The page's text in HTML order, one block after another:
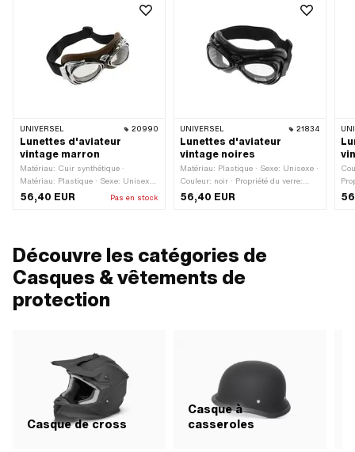
UNIVERSEL 20990
Lunettes d'aviateur
vintage marron
Matériau: Cuir synthétique ·
Matériau: Plastique · Sexe: Unisexe ·
Couleur: marron · Propriété du verre:
Anti-buée · Propriété du verre: Filtre
56,40 EUR Pas en stock
UNIVERSEL 21834
Lunettes d'aviateur
vintage noires
Matériau: Plastique · Sexe: Unisexe ·
Couleur: noir · Propriété du verre:
Anti-buée · Propriété du verre: Filtre
UV 400 · Propriété du verre: teinté
56,40 EUR
Découvre les catégories de
Casques & vêtements de
protection
Casque de cross
Casque à
casseroles